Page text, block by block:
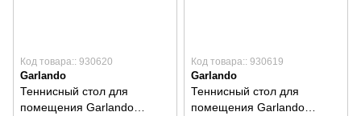
Код товара:: 930620
Garlando
Теннисный стол для
помещения Garlando
Код товара:: 930619
Garlando
Теннисный стол для
помещения Garlando